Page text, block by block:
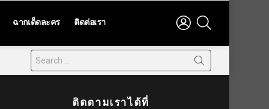
ฉากเด็ดละคร ติดต่อเรา
LOGIN
ติดตามเราได้ที่